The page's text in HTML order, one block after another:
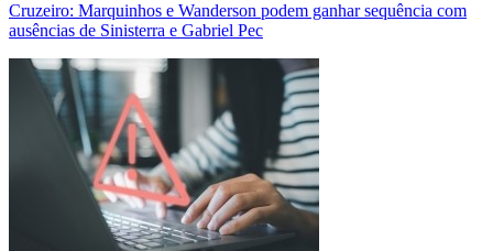
Cruzeiro: Marquinhos e Wanderson podem ganhar sequência com
ausências de Sinisterra e Gabriel Pec